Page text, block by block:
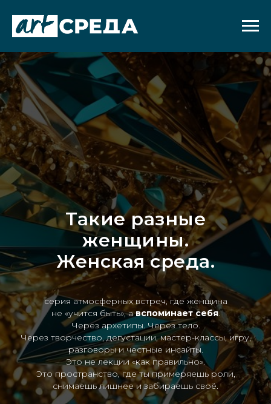
Такие разные
женщины.
Женская среда.
серия атмосферных встреч, где женщина
не «учится быть», авспоминает себя.
Через архетипы. Через тело.
Через творчество, дегустации, мастер-классы, игру,
разговоры и честные инсайты.
Это не лекции «как правильно».
Это пространство, где ты примеряешь роли,
снимаешь лишнее и забираешь своё.